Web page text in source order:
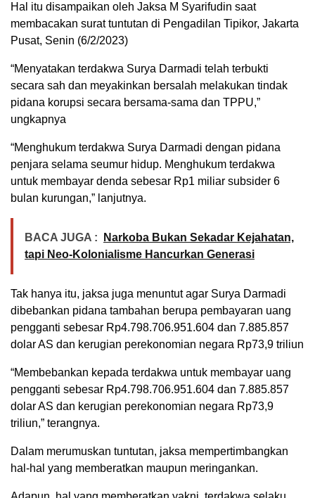
Hal itu disampaikan oleh Jaksa M Syarifudin saat
membacakan surat tuntutan di Pengadilan Tipikor, Jakarta
Pusat, Senin (6/2/2023)
“Menyatakan terdakwa Surya Darmadi telah terbukti
secara sah dan meyakinkan bersalah melakukan tindak
pidana korupsi secara bersama-sama dan TPPU,”
ungkapnya
“Menghukum terdakwa Surya Darmadi dengan pidana
penjara selama seumur hidup. Menghukum terdakwa
untuk membayar denda sebesar Rp1 miliar subsider 6
bulan kurungan,” lanjutnya.
BACA JUGA :
Narkoba Bukan Sekadar Kejahatan,
tapi Neo-Kolonialisme Hancurkan Generasi
Tak hanya itu, jaksa juga menuntut agar Surya Darmadi
dibebankan pidana tambahan berupa pembayaran uang
pengganti sebesar Rp4.798.706.951.604 dan 7.885.857
dolar AS dan kerugian perekonomian negara Rp73,9 triliun
“Membebankan kepada terdakwa untuk membayar uang
pengganti sebesar Rp4.798.706.951.604 dan 7.885.857
dolar AS dan kerugian perekonomian negara Rp73,9
triliun,” terangnya.
Dalam merumuskan tuntutan, jaksa mempertimbangkan
hal-hal yang memberatkan maupun meringankan.